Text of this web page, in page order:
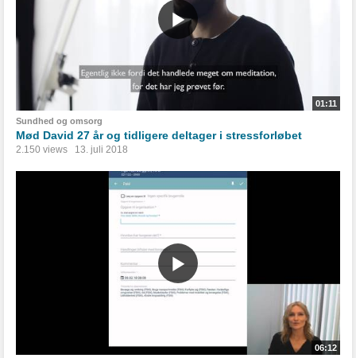
01:11
Sundhed og omsorg
Mød David 27 år og tidligere deltager i stressforløbet
2.150 views 13. juli 2018
06:12